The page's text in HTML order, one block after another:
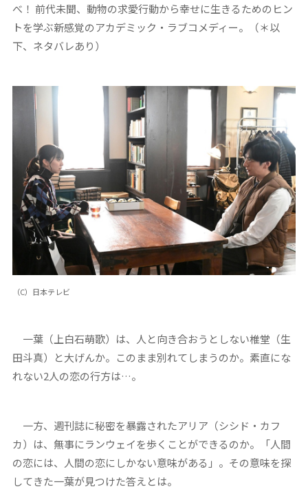
べ！ 前代未聞、動物の求愛行動から幸せに生きるためのヒン
トを学ぶ新感覚のアカデミック・ラブコメディー。（＊以
下、ネタバレあり）
（C）日本テレビ
一葉（上白石萌歌）は、人と向き合おうとしない椎堂（生
田斗真）と大げんか。このまま別れてしまうのか。素直にな
れない2人の恋の行方は…。
一方、週刊誌に秘密を暴露されたアリア（シシド・カフ
カ）は、無事にランウェイを歩くことができるのか。「人間
の恋には、人間の恋にしかない意味がある」。その意味を探
してきた一葉が見つけた答えとは。